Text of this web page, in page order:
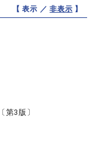
【 表示 ／非表示 】
第3版〕